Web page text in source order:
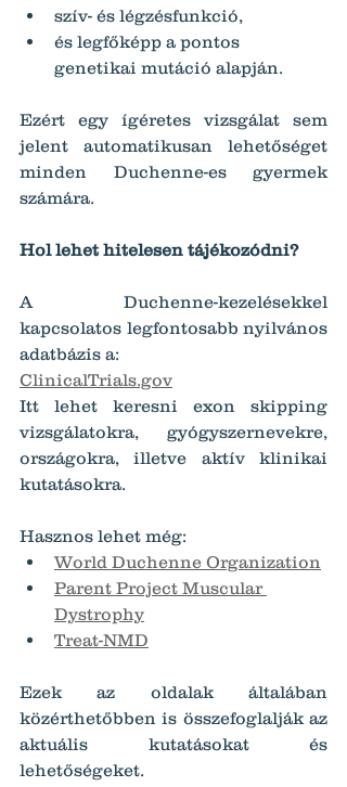
szív- és légzésfunkció,
és legfőképp a pontos
genetikai mutáció alapján.
Ezért egy ígéretes vizsgálat sem
jelent automatikusan lehetőséget
minden Duchenne-es gyermek
számára.
Hol lehet hitelesen tájékozódni?
A Duchenne-kezelésekkel
kapcsolatos legfontosabb nyilvános
adatbázis a:
ClinicalTrials.gov
Itt lehet keresni exon skipping
vizsgálatokra, gyógyszernevekre,
országokra, illetve aktív klinikai
kutatásokra.
Hasznos lehet még:
World Duchenne Organization
Parent Project Muscular
Dystrophy
Treat-NMD
Ezek az oldalak általában
közérthetőbben is összefoglalják az
aktuális kutatásokat és
lehetőségeket.